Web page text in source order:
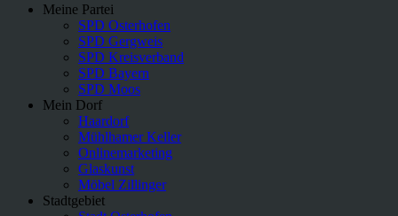
Meine Partei
SPD Osterhofen
SPD Gergweis
SPD Kreisverband
SPD Bayern
SPD Moos
Mein Dorf
Haardorf
Mühlhamer Keller
Onlinemarketing
Glaskunst
Möbel Zillinger
Stadtgebiet